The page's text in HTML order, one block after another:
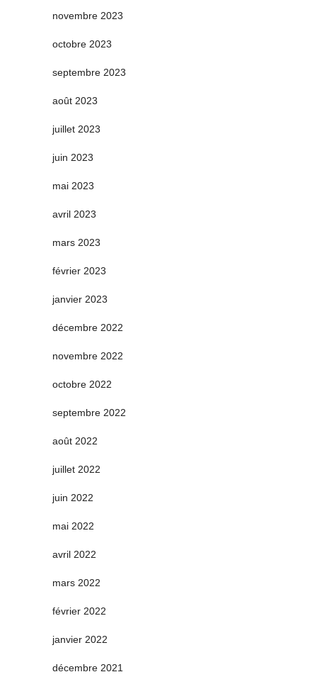
novembre 2023
octobre 2023
septembre 2023
août 2023
juillet 2023
juin 2023
mai 2023
avril 2023
mars 2023
février 2023
janvier 2023
décembre 2022
novembre 2022
octobre 2022
septembre 2022
août 2022
juillet 2022
juin 2022
mai 2022
avril 2022
mars 2022
février 2022
janvier 2022
décembre 2021